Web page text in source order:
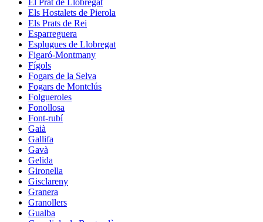
Els Hostalets de Pierola
Els Prats de Rei
Esparreguera
Esplugues de Llobregat
Figaró-Montmany
Fígols
Fogars de la Selva
Fogars de Montclús
Folgueroles
Fonollosa
Font-rubí
Gaià
Gallifa
Gavà
Gelida
Gironella
Gisclareny
Granera
Granollers
Gualba